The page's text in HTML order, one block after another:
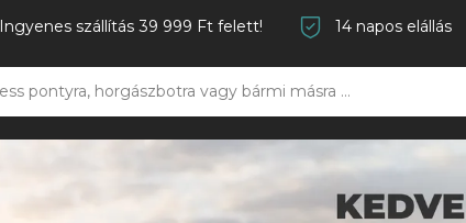
Ingyenes szállítás 39 999 Ft felett! 14 napos elállás